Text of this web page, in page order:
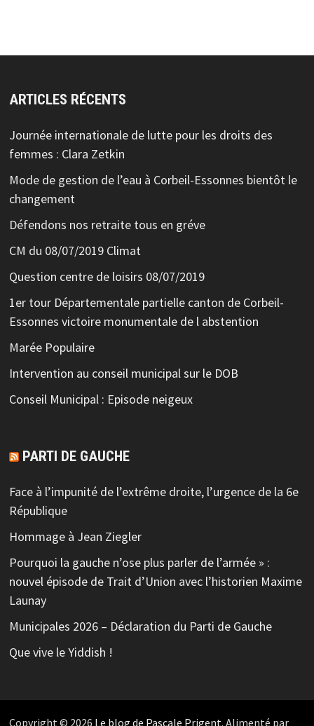
ARTICLES RÉCENTS
Journée internationale de lutte pour les droits des
femmes : Clara Zetkin
Mode de gestion de l’eau à Corbeil-Essonnes bientôt le
changement
Défendons nos retraite tous en gréve
CM du 08/07/2019 Climat
Question centre de loisirs 08/07/2019
1er tour Départementale partielle canton de Corbeil-
Essonnes victoire monumentale de l abstention
Marée Populaire
Intervention au conseil municipal sur le DOB
Conseil Municipal : Episode neigeux
PARTI DE GAUCHE
Face à l’impunité de l’extrême droite, l’urgence de la 6e
République
Hommage à Jean Ziegler
Pourquoi la gauche n’ose plus parler de l’armée » :
nouvel épisode de Trait d’Union avec l’historien Maxime
Launay
Municipales 2026 – Déclaration du Parti de Gauche
Que vive le Yiddish !
Copyright © 2026 Le blog de Pascale Prigent. Alimenté par